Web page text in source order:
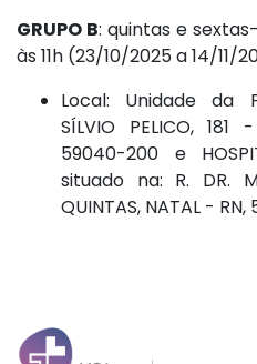
GRUPO B: quintas e
às 11h (23/10/2025 a 14/11/
Local: Unidade da
SÍLVIO PELICO, 181
59040-200 e
situado na: R. DR.
QUINTAS, NATAL -